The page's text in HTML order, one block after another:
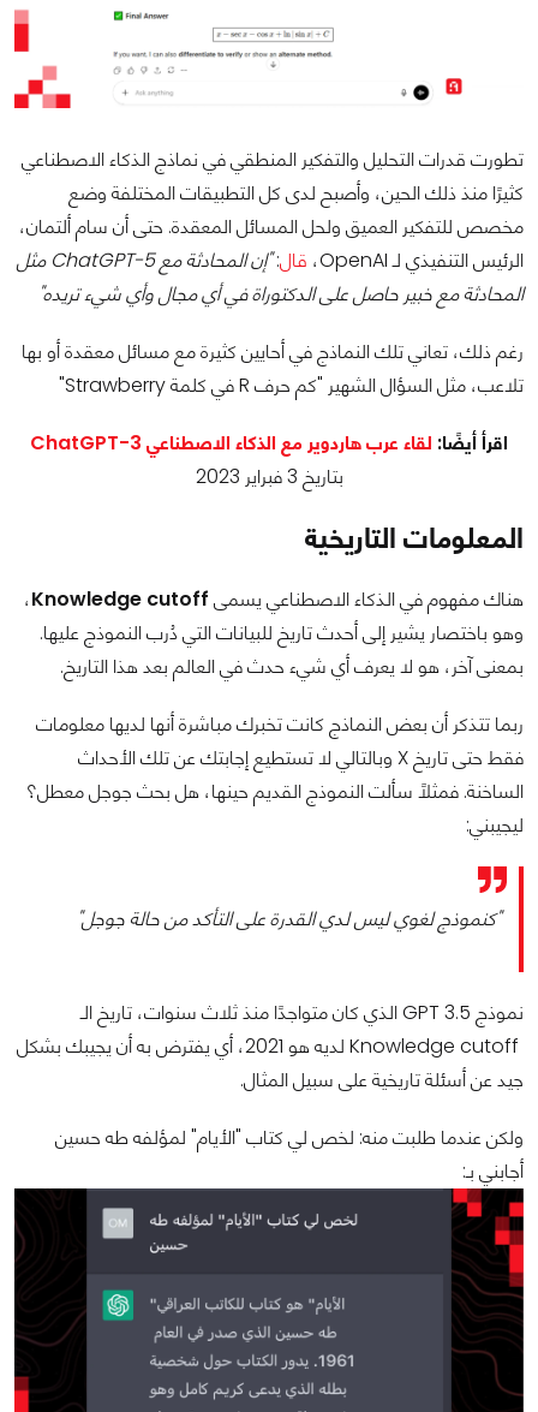
تطورت قدرات التحليل والتفكير المنطقي في نماذج الذكاء الاصطناعي
كثيرًا منذ ذلك الحين، وأصبح لدى كل التطبيقات المختلفة وضع
مخصص للتفكير العميق ولحل المسائل المعقدة. حتى أن سام ألتمان،
الرئيس التنفيذي لـ OpenAI،
قال:
"إن المحادثة مع ChatGPT-5 مثل
المحادثة مع خبير حاصل على الدكتوراة في أي مجال وأي شيء تريده"
رغم ذلك، تعاني تلك النماذج في أحايين كثيرة مع مسائل معقدة أو بها
تلاعب، مثل السؤال الشهير "كم حرف R في كلمة Strawberry"
اقرأ أيضًا: لقاء عرب هاردوير مع الذكاء الاصطناعي ChatGPT-3
بتاريخ 3 فبراير 2023
المعلومات التاريخية
هناك مفهوم في الذكاء الاصطناعي يسمى
،
وهو باختصار يشير إلى أحدث تاريخ للبيانات التي دُرب النموذج عليها.
بمعنى آخر، هو لا يعرف أي شيء حدث في العالم بعد هذا التاريخ.
ربما تتذكر أن بعض النماذج كانت تخبرك مباشرة أنها لديها معلومات
فقط حتى تاريخ X وبالتالي لا تستطيع إجابتك عن تلك الأحداث
الساخنة. فمثلًا سألت النموذج القديم حينها، هل بحث جوجل معطل؟
ليجيبني:
"كنموذج لغوي ليس لدي القدرة على التأكد من حالة جوجل"
نموذج GPT 3.5 الذي كان متواجدًا منذ ثلاث سنوات، تاريخ الـ
Knowledge cutoff لديه هو 2021، أي يفترض به أن يجيبك بشكل
جيد عن أسئلة تاريخية على سبيل المثال.
ولكن عندما طلبت منه: لخص لي كتاب "الأيام" لمؤلفه طه حسين
أجابني بـ: